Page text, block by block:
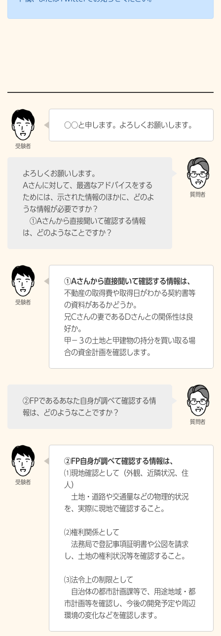
○○と申します。よろしくお願いします。
よろしくお願いします。
Aさんに対して、最適なアドバイスをする
ためには、示された情報のほかに、どのよ
うな情報が必要ですか？
①Aさんから直接聞いて確認する情報
は、どのようなことですか？
①Aさんから直接聞いて確認する情報は、
不動産の取得費や取得日がわかる契約書等
の資料があるかどうか。
兄Cさんの妻であるDさんとの関係性は良
好か。
甲－３の土地と甲建物の持分を買い取る場
合の資金計画を確認します。
②FPであるあなた自身が調べて確認する情
報は、どのようなことですか？
②FP自身が調べて確認する情報は、
⑴現地確認として（外観、近隣状況、住
人）
土地・道路や交通量などの物理的状況
を、実際に現地で確認すること。
⑵権利関係として
法務局で登記事項証明書や公図を請求
し、土地の権利状況等を確認すること。
⑶法令上の制限として
自治体の都市計画課等で、用途地域・都
市計画等を確認し、今後の開発予定や周辺
環境の変化などを確認します。